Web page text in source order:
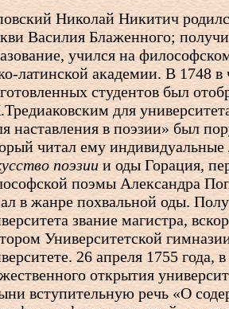
Николай Никитич
Василия Блаженного;
учился на
латинской академии. В 1748 в
студентов был
для
наставления в поэзии» был
читал ему
поэзии и оды Горация,
поэмы Александра
в жанре похвальной оды.
звание магистра,
Университетской
26 апреля 1755 года,
открытия
вступительную речь «О